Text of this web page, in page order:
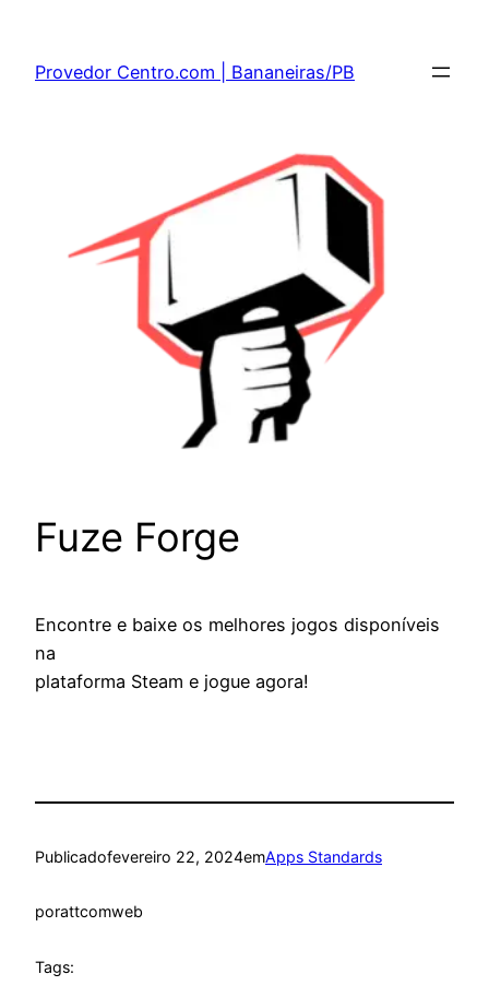
Provedor Centro.com | Bananeiras/PB
Fuze Forge
Encontre e baixe os melhores jogos disponíveis
na
plataforma Steam e jogue agora!
Publicadofevereiro 22, 2024emApps Standards
porattcomweb
Tags: